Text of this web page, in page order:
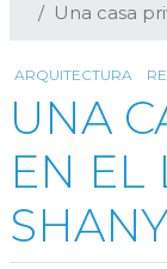
Una casa
ARQUITECTURA
UNA
EN EL